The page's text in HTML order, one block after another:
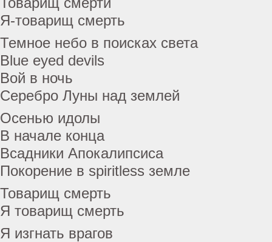
Я-товарищ смерть
Темное небо в поисках света
Blue eyed devils
Вой в ночь
Серебро Луны над землей
Осенью идолы
В начале конца
Всадники Апокалипсиса
Покорение в spiritless земле
Товарищ смерть
Я товарищ смерть
Я изгнать врагов